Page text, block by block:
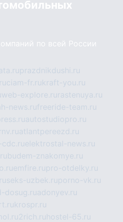
по всей России
prazdnikdushi.ru
ciam-fr.rukraft-you.ru
web-explore.ru rastenuya.ru
news.rufreeride-team.ru
autostudiopro.ru
atlantpereezd.ru
cdc.ruelektrostal-news.ru
budem-znakomye.ru
emfire.rupro-otdelky.ru
seks-uzbek.ruporno-vk.ru
dosug.ruadonyev.ru
krospr.ru
2rich.ru hostel-65.ru